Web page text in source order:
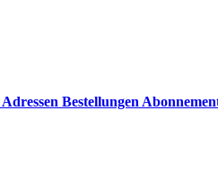
Adressen Bestellungen